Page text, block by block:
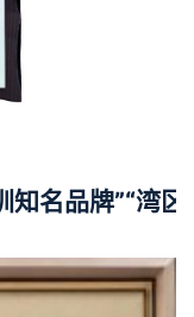
名品牌”“湾